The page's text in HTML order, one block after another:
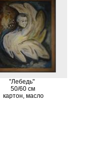
"Лебедь"
50/60 см
картон, масло